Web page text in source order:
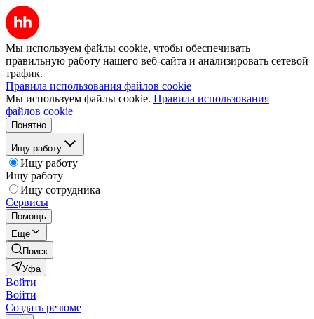
Мы используем файлы cookie, чтобы обеспечивать
правильную работу нашего веб-сайта и анализировать сетевой
трафик.
Правила использования файлов cookie
Мы используем файлы cookie. Правила использования
файлов cookie
Понятно
Ищу работу
Ищу работу
Ищу работу
Ищу сотрудника
Сервисы
Помощь
Ещё
Поиск
Уфа
Войти
Войти
Создать резюме